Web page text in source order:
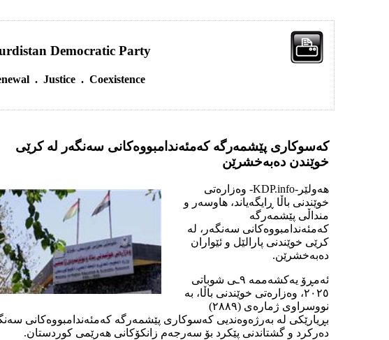
Democratic Party
. Justice . Coexistence
کەسوکارى پێشمەرگە کەمئەندامبووەکانی سەنگەر لە کرێى
خوێندن دەبەخشرێن
ھەولێر-KDP.info- وەزارەتی
خوێندنی باڵا ڕایگەیاند، ھاوسەر و
منداڵی پێشمەرگە
کەمئەندامبووەکانی سەنگەر، لە
کرێی خوێندنی پارالێل و ئێواران
دەبەخشرێن.
ئەمڕۆ یەکشەممە ٩ـی شوباتی
٢٠٢٥، وەزارەتی خوێندنی باڵا، بە
نووسراوی ژمارەی (٢٨٨٩)
بڕیارێکی لە بەرژەوەندیی کەسوکاری پێشمەرگە کەمئەندامبووەکانی
دەرکرد و گشتاندنی پێکرد بۆ سەرجەم زانکۆکانی ھەرێمی کوردستان.